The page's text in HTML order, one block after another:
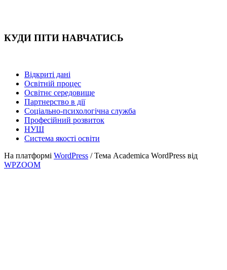
КУДИ ПІТИ НАВЧАТИСЬ
Відкриті дані
Освітній процес
Освітнє середовище
Партнерство в дії
Соціально-психологічна служба
Професійний розвиток
НУШ
Система якості освіти
На платформі WordPress / Тема Academica WordPress від
WPZOOM